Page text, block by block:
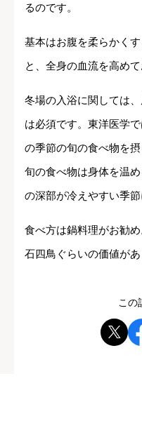
るのです。
基本はお腹を柔らかく
と、全身の血流を高めて
冬場の入浴に関しては
は必須です。東洋医学
の季節の旬の食べ物を
旬の食べ物は身体を温
の深部が冷えやすい季節
食べ方は鍋料理がお勧
石四鳥ぐらいの価値があ
この